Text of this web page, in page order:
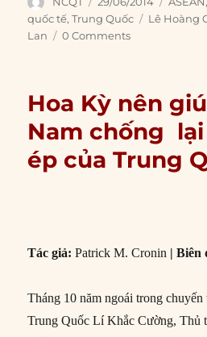
on
quốc tế,Trung Quốc Tags
Lê Hoàng
Lan
0 Comments
Hoa Kỳ nên
Nam chống
ép của Trung
Tác giả:Patrick M. Cronin | Biên
Tháng 10 năm ngoái trong
Trung Quốc Lí Khắc Cường, Thủ